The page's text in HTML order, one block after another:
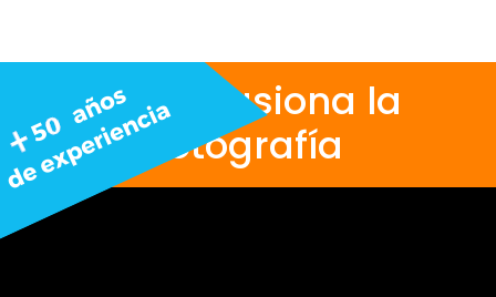
Nos apasiona la
fotografía